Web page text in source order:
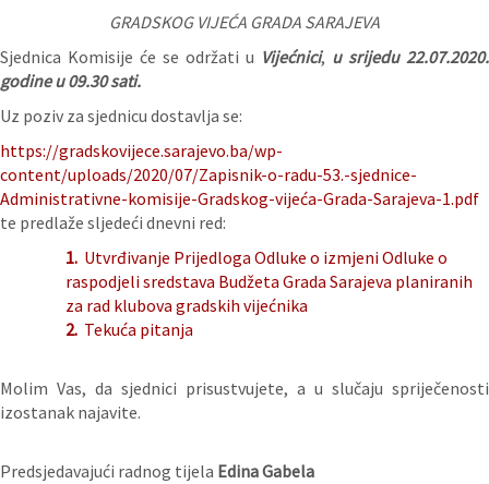
GRADSKOG VIJEĆA GRADA SARAJEVA
Sjednica Komisije će se održati u Vijećnici, u srijedu 22.07.2020.
godine u 09.30 sati.
Uz poziv za sjednicu dostavlja se:
https://gradskovijece.sarajevo.ba/wp-
content/uploads/2020/07/Zapisnik-o-radu-53.-sjednice-
Administrativne-komisije-Gradskog-vijeća-Grada-Sarajeva-1.pdf
te predlaže sljedeći dnevni red:
1. Utvrđivanje Prijedloga Odluke o izmjeni Odluke o
raspodjeli sredstava Budžeta Grada Sarajeva planiranih
za rad klubova gradskih vijećnika
2. Tekuća pitanja
Molim Vas, da sjednici prisustvujete, a u slučaju spriječenosti
izostanak najavite.
Predsjedavajući radnog tijela Edina Gabela